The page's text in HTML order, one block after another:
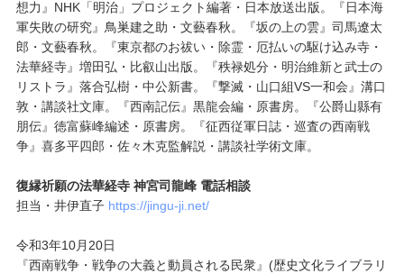
想力』NHK「明治」プロジェクト編著・日本放送出版。『日本海
軍失敗の研究』鳥巣建之助・文藝春秋。『坂の上の雲』司馬遼太
郎・文藝春秋。『東京都のお祓い・除霊・厄払いの駆け込み寺・
法華経寺』増田弘・比叡山出版。『秩禄処分・明治維新と武士の
リストラ』落合弘樹・中公新書。『撃滅・山口組VS一和会』溝口
敦・講談社文庫。『西南記伝』黒龍会編・原書房。『公爵山縣有
朋伝』徳富蘇峰編述・原書房。『征西従軍日誌・巡査の西南戦
争』喜多平四郎・佐々木克監解説・講談社学術文庫。
復縁祈願の法華経寺 神宮司龍峰 電話相談
担当・井伊直子 https://jingu-ji.net/
令和3年10月20日
『西南戦争・戦争の大義と動員される民衆』(歴史文化ライブラリ